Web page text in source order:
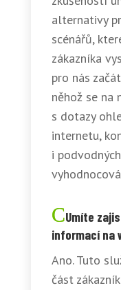
alternativy
scénářů,
zákazníka
pro nás
něhož se na
s dotazy
internetu,
i
Umíte
informací na
Ano. Tuto
část